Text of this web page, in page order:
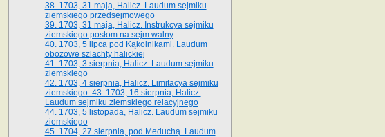
38. 1703, 31 maja, Halicz. Laudum sejmiku
ziemskiego przedsejmowego
39. 1703, 31 maja, Halicz. Instrukcya sejmiku
ziemskiego posłom na sejm walny
40. 1703, 5 lipca pod Kąkolnikami. Laudum
obozowe szlachty halickiej
41­. 1703, 3 sierpnia, Halicz. Laudum sejmiku
ziemskiego
42. 1703, 4 sierpnia, Halicz. Limitacya sejmiku
ziemskiego. 43. 1703, 16 sierpnia, Halicz.
Laudum sejmiku ziemskiego relacyjnego
44. 1703, 5 listopada, Halicz. Laudum sejmiku
ziemskiego
45. 1704, 27 sierpnia, pod Meduchą. Laudum